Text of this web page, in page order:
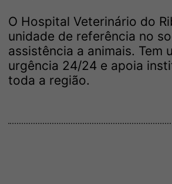
O Hospital Veterinário do
unidade de referência no
assistência a animais. Tem
urgência 24/24 e apoia
toda a região.